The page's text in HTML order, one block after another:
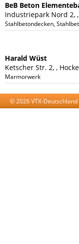
BeB Beton
Industriepark Nord 2,
Stahlbetondecken,
Harald Wüst
Ketscher Str. 2, ,
Marmorwerk
© 2026 VTX-Deutschland
AGB-